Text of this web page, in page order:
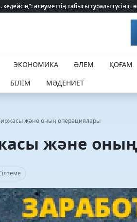
әлеуметтің табысы туралы түсінігі
әлеуметтің табысы туралы түсінігі
ЭКОНОМИКА ӘЛЕМ ҚОҒАМ
БІЛІМ МӘДЕНИЕТ
және оның операциялары
және